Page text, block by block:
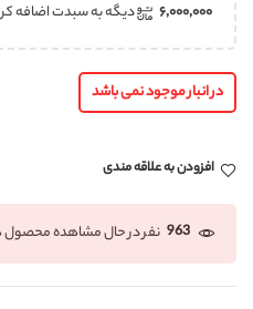
۶,۰۰۰,۰۰۰ دیگه به سبدت اضافه
در انبار موجود نمی باشد
افزودن به علاقه مندی
963 نفر در حال مشاهده